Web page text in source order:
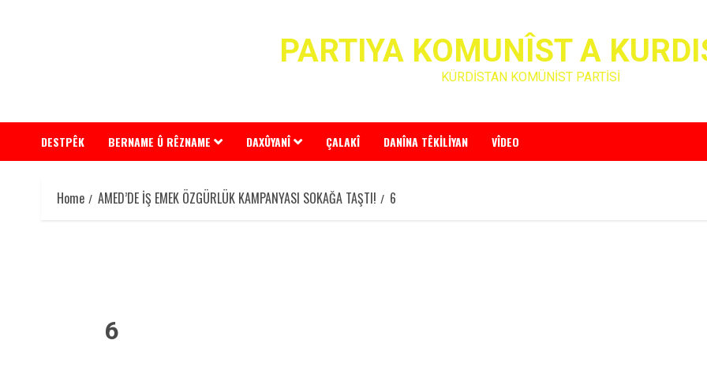
PARTIYA KOMUNÎST A
KÜRDİSTAN KOMÜNİST PARTİSİ
DESTPÊK BERNAME Û RÊZNAME DAXÛYANÎ ÇALAKÎ DANÎNA TÊKILIYAN VÎDEO
Home AMED’DE İŞ EMEK ÖZGÜRLÜK KAMPANYASI SOKAĞA TAŞTI! 6
6